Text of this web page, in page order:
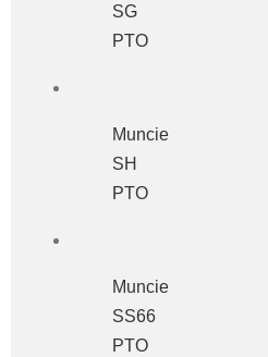
SG
PTO
Muncie
SH
PTO
Muncie
SS66
PTO